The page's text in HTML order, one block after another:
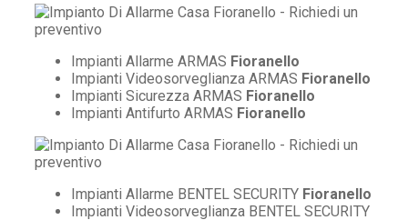
Impianti Allarme ARMAS Fioranello
Impianti Videosorveglianza ARMAS Fioranello
Impianti Sicurezza ARMAS Fioranello
Impianti Antifurto ARMAS Fioranello
Impianti Allarme BENTEL SECURITY Fioranello
Impianti Videosorveglianza BENTEL SECURITY